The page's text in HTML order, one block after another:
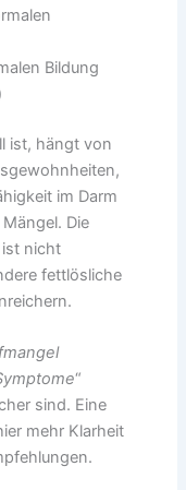
Bildung
ist, hängt von
im Darm
Die
ist nicht
fettlösliche
“
sind. Eine
mehr Klarheit